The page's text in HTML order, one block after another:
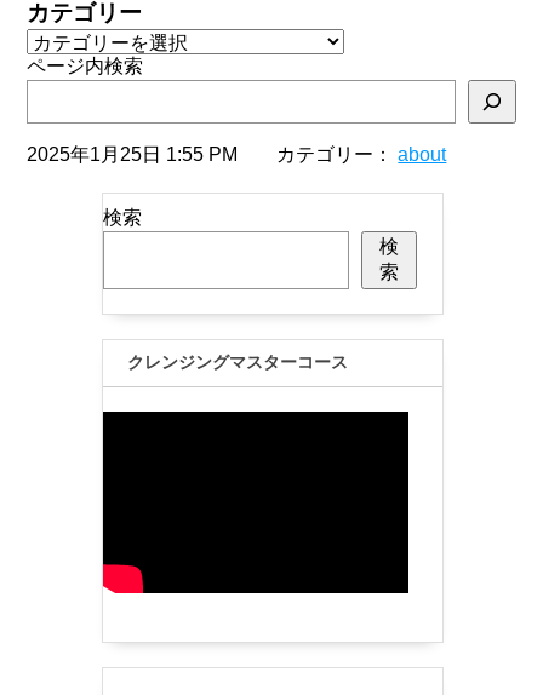
カテゴリー
ページ内検索
2025年1月25日 1:55 PM カテゴリー：about
検索
検
索
クレンジングマスターコース